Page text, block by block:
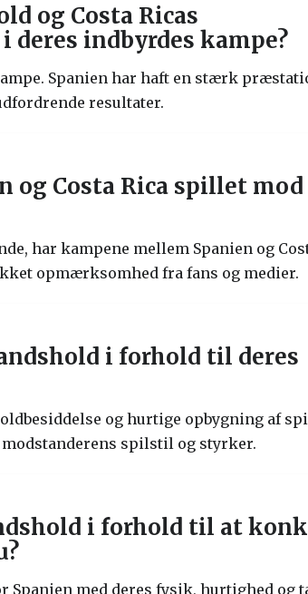
og Costa Ricas
indbyrdes kampe?
Spanien har haft en stærk
resultater.
og Costa Rica spillet mod
har kampene mellem Spanien og
opmærksomhed fra fans og medier.
i forhold til deres
og hurtige opbygning af
spilstil og styrker.
i forhold til at
Spanien med deres fysik, hurtighed og